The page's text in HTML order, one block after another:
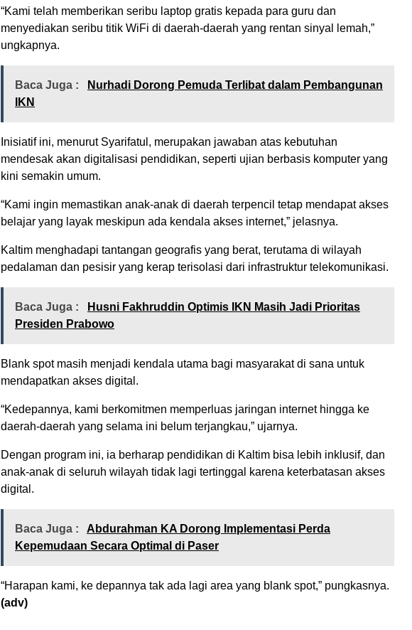
“Kami telah memberikan seribu laptop gratis kepada para guru dan
menyediakan seribu titik WiFi di daerah-daerah yang rentan sinyal lemah,”
ungkapnya.
Baca Juga :
Nurhadi Dorong Pemuda Terlibat dalam Pembangunan
IKN
Inisiatif ini, menurut Syarifatul, merupakan jawaban atas kebutuhan
mendesak akan digitalisasi pendidikan, seperti ujian berbasis komputer yang
kini semakin umum.
“Kami ingin memastikan anak-anak di daerah terpencil tetap mendapat akses
belajar yang layak meskipun ada kendala akses internet,” jelasnya.
Kaltim menghadapi tantangan geografis yang berat, terutama di wilayah
pedalaman dan pesisir yang kerap terisolasi dari infrastruktur telekomunikasi.
Baca Juga :
Husni Fakhruddin Optimis IKN Masih Jadi Prioritas
Presiden Prabowo
Blank spot masih menjadi kendala utama bagi masyarakat di sana untuk
mendapatkan akses digital.
“Kedepannya, kami berkomitmen memperluas jaringan internet hingga ke
daerah-daerah yang selama ini belum terjangkau,” ujarnya.
Dengan program ini, ia berharap pendidikan di Kaltim bisa lebih inklusif, dan
anak-anak di seluruh wilayah tidak lagi tertinggal karena keterbatasan akses
digital.
Baca Juga :
Abdurahman KA Dorong Implementasi Perda
Kepemudaan Secara Optimal di Paser
“Harapan kami, ke depannya tak ada lagi area yang blank spot,” pungkasnya.
(adv)